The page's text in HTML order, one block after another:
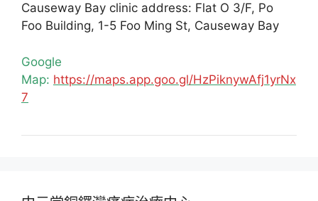
Causeway Bay clinic address: Flat O 3/F, Po
Foo Building, 1-5 Foo Ming St, Causeway Bay
Google
Map: https://maps.app.goo.gl/HzPiknywAfj1yrNx
7